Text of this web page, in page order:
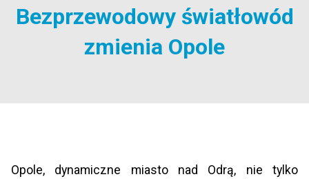
Bezprzewodowy światłowód
zmienia Opole
Opole, dynamiczne miasto nad Odrą, nie tylko